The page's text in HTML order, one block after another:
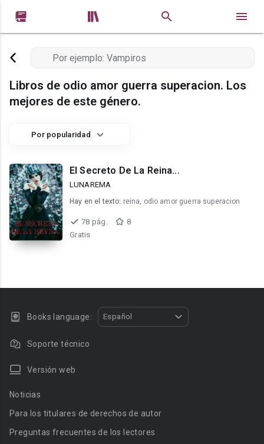
 
Libros de odio amor guerra superacion. Los
mejores de este género.
Por popularidad
El Secreto De La Reina...
LUNAREMA
Hay en el texto: reina, odio amor guerra superacion
78 pág.
8
Gratis
Books language: Español
Soporte técnico
Versión web
Noticias
Para los titulares de derechos de autor
Preguntas frecuentes de los lectores